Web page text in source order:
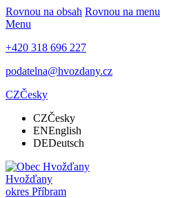
Rovnou na obsah Rovnou na menu
Menu
+420 318 696 227
podatelna@hvozdany.cz
CZČesky
CZČesky
ENEnglish
DEDeutsch
Hvožďany
okres Příbram